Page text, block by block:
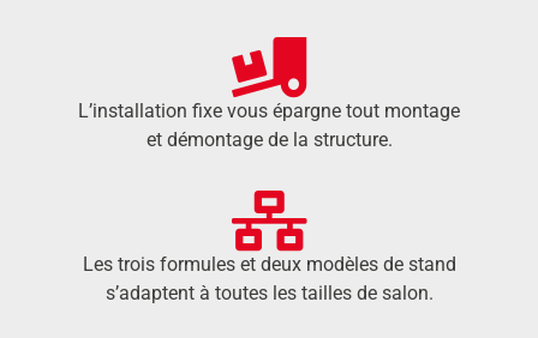
L’installation fixe vous épargne tout montage
et démontage de la structure.
Les trois formules et deux modèles de stand
s’adaptent à toutes les tailles de salon.